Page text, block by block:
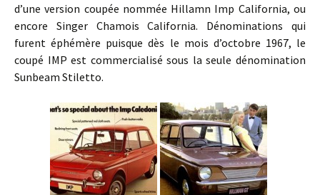
d’une version coupée nommée Hillamn Imp California, ou
encore Singer Chamois California. Dénominations qui
furent éphémère puisque dès le mois d’octobre 1967, le
coupé IMP est commercialisé sous la seule dénomination
Sunbeam Stiletto.